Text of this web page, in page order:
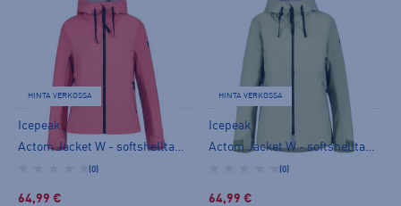
HINTA VERKOSSA
Icepeak
Actom Jacket W - softshelltakki
(0)
64,99 €
HINTA VERKOSSA
Icepeak
Actom Jacket W - softshelltakki
(0)
64,99 €